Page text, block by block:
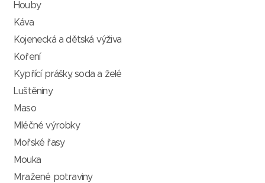
Houby
Káva
Kojenecká a dětská výživa
Koření
Kypřící prášky, soda a želé
Luštěniny
Maso
Mléčné výrobky
Mořské řasy
Mouka
Mražené potraviny